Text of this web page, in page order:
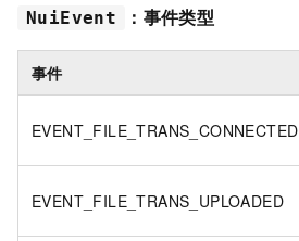
NuiEvent ：事件类型
事件
EVENT_FILE_TRANS_CONNECTED
EVENT_FILE_TRANS_UPLOADED